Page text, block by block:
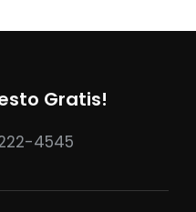
Gratis!
4545